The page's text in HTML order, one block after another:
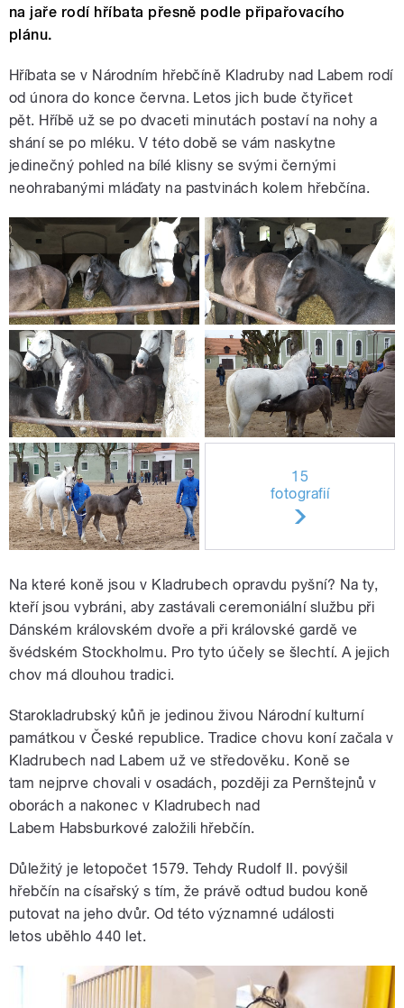
na jaře rodí hříbata přesně podle připařovacího
plánu.
Hříbata se v Národním hřebčíně Kladruby nad Labem rodí
od února do konce června. Letos jich bude čtyřicet
pět. Hříbě už se po dvaceti minutách postaví na nohy a
shání se po mléku. V této době se vám naskytne
jedinečný pohled na bílé klisny se svými černými
neohrabanými mláďaty na pastvinách kolem hřebčína.
15
fotografií
Na které koně jsou v Kladrubech opravdu pyšní? Na ty,
kteří jsou vybráni, aby zastávali ceremoniální službu při
Dánském královském dvoře a při královské gardě ve
švédském Stockholmu. Pro tyto účely se šlechtí. A jejich
chov má dlouhou tradici.
Starokladrubský kůň je jedinou živou Národní kulturní
památkou v České republice. Tradice chovu koní začala v
Kladrubech nad Labem už ve středověku. Koně se
tam nejprve chovali v osadách, později za Pernštejnů v
oborách a nakonec v Kladrubech nad
Labem Habsburkové založili hřebčín.
Důležitý je letopočet 1579. Tehdy Rudolf II. povýšil
hřebčín na císařský s tím, že právě odtud budou koně
putovat na jeho dvůr. Od této významné události
letos uběhlo 440 let.​